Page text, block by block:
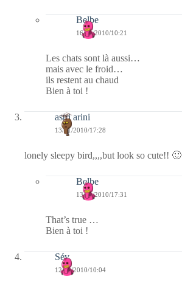
Belbe
16/01/2010/10:21
Les chats sont là aussi…
mais avec le froid…
ils restent au chaud
Bien à toi !
astri arini
13/01/2010/17:28
lonely sleepy bird,,,,but look so cute!! 🙂
Belbe
13/01/2010/17:31
That’s true …
Bien à toi !
Sév
12/01/2010/10:04